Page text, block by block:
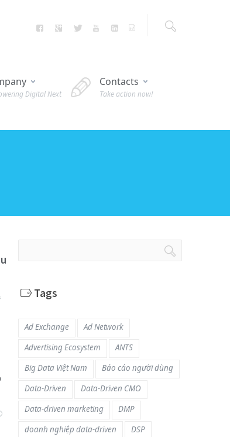
Digital Next
Contacts
Take action now!
Tags
Ad Exchange
Ad Network
Advertising Ecosystem
ANTS
Big Data Việt Nam
Báo cáo người dùng
Data-Driven
Data-Driven CMO
Data-driven marketing
DMP
doanh nghiệp data-driven
DSP